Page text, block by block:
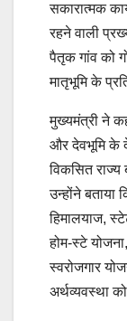
सकारात्मक
रहने वाली
पैतृक गांव को
मातृभूमि के
मुख्यमंत्री ने
और देवभूमि के
विकसित
उन्होंने
हिमालयाज,
होम-स्टे
स्वरोजगार
अर्थव्यवस्था